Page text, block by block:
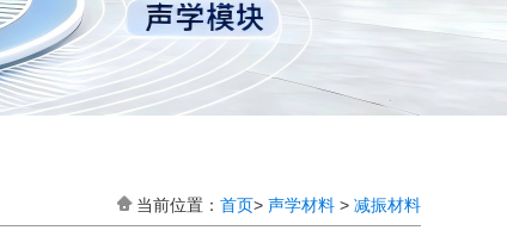
当前位置： 首页> 声学材料 > 减振材料